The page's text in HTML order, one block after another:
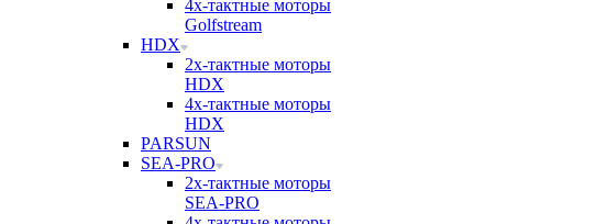
4х-тактные моторы
Golfstream
HDX
2х-тактные моторы
HDX
4х-тактные моторы
HDX
PARSUN
SEA-PRO
2х-тактные моторы
SEA-PRO